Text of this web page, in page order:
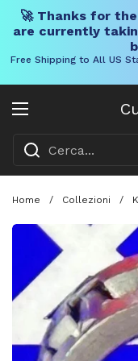
🚀 Thanks for
are currently
Free Shipping to All US
Aprire il menu
Home / Collezioni /